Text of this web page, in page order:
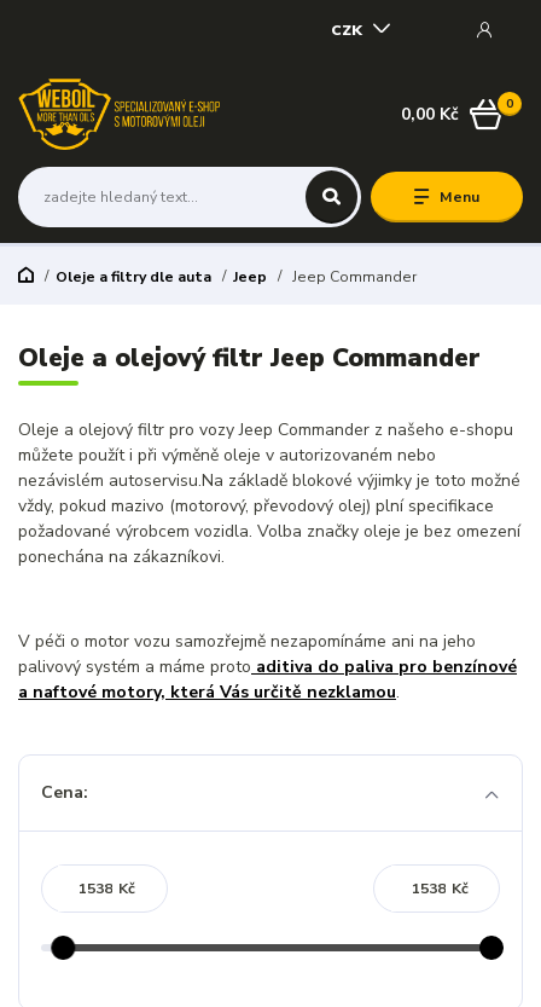
Menu
CZK
0
0,00 Kč
Oleje a filtry dle auta Jeep Jeep Commander
Oleje a olejový filtr Jeep Commander
Oleje a olejový filtr pro vozy Jeep Commander z našeho e-shopu
můžete použít i při výměně oleje v autorizovaném nebo
nezávislém autoservisu.Na základě blokové výjimky je toto možné
vždy, pokud mazivo (motorový, převodový olej) plní specifikace
požadované výrobcem vozidla. Volba značky oleje je bez omezení
ponechána na zákazníkovi.
V péči o motor vozu samozřejmě nezapomínáme ani na jeho
palivový systém a máme proto aditiva do paliva pro benzínové
a naftové motory, která Vás určitě nezklamou.
Cena:
Kč Kč